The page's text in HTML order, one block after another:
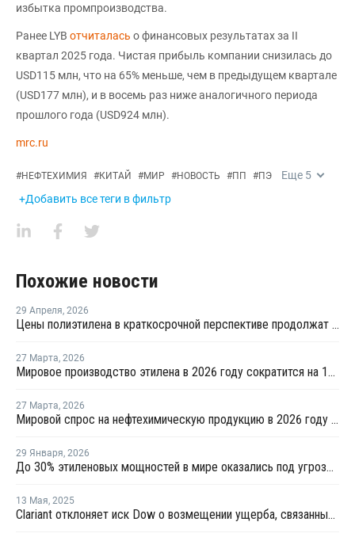
избытка промпроизводства.
Ранее LYB отчиталась о финансовых результатах за II
квартал 2025 года. Чистая прибыль компании снизилась до
USD115 млн, что на 65% меньше, чем в предыдущем квартале
(USD177 млн), и в восемь раз ниже аналогичного периода
прошлого года (USD924 млн).
mrc.ru
#НЕФТЕХИМИЯ #КИТАЙ #МИР #НОВОСТЬ #ПП #ПЭ Еще 5
+Добавить все теги в фильтр
Похожие новости
29 Апреля, 2026
Цены полиэтилена в краткосрочной перспективе продолжат рост
27 Марта, 2026
Мировое производство этилена в 2026 году сократится на 12% на фоне конфликта на Ближнем Востоке
27 Марта, 2026
Мировой спрос на нефтехимическую продукцию в 2026 году может снизиться на 25%
29 Января, 2026
До 30% этиленовых мощностей в мире оказались под угрозой закрытия
13 Мая, 2025
Clariant отклоняет иск Dow о возмещении ущерба, связанный с картелем по закупке этилена